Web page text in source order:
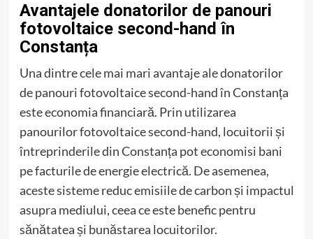
Avantajele donatorilor de panouri
fotovoltaice second-hand în
Constanța
Una dintre cele mai mari avantaje ale donatorilor
de panouri fotovoltaice second-hand în Constanța
este economia financiară. Prin utilizarea
panourilor fotovoltaice second-hand, locuitorii și
întreprinderile din Constanța pot economisi bani
pe facturile de energie electrică. De asemenea,
aceste sisteme reduc emisiile de carbon și impactul
asupra mediului, ceea ce este benefic pentru
sănătatea și bunăstarea locuitorilor.